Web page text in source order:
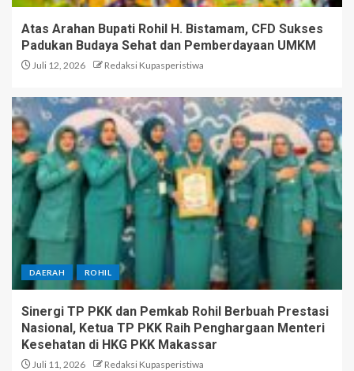
Atas Arahan Bupati Rohil H. Bistamam, CFD Sukses
Padukan Budaya Sehat dan Pemberdayaan UMKM
Juli 12, 2026 Redaksi Kupasperistiwa
DAERAH ROHIL
Sinergi TP PKK dan Pemkab Rohil Berbuah Prestasi
Nasional, Ketua TP PKK Raih Penghargaan Menteri
Kesehatan di HKG PKK Makassar
Juli 11, 2026 Redaksi Kupasperistiwa